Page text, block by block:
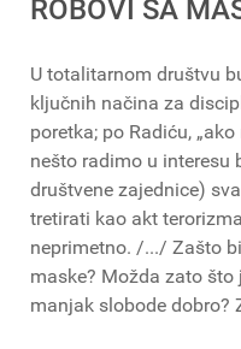
ROBOVI SA
U totalitarnom društvu
ključnih načina za
poretka; po Radiću,
nešto radimo u interesu
društvene zajednice)
tretirati kao akt
neprimetno. /.../ Zašto
maske? Možda zato što
manjak slobode dobro?